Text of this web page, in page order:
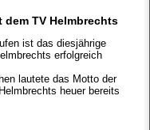
TV Helmbrechts
ist das diesjährige
erfolgreich
lautete das Motto der
heuer bereits